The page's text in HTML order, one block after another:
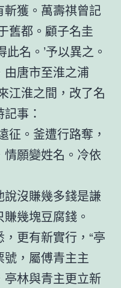
獲。萬壽祺曾記
舊都。顧子名圭
名。’予以異之。
由唐市至淮之浦
江淮之間，改了名
事：
征。釜遭行路奪，
願變姓名。冷依
沒賺幾多錢是謙
幾塊豆腐錢。
更有新實行，“亭
，屬傅青主主
亭林與青主更立新